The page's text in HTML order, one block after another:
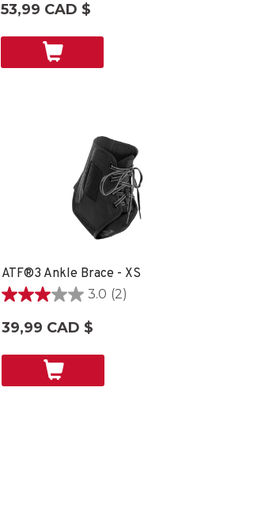
sur
évaluations
53,99 CAD $
ATF®3 Ankle Brace - XS
3.0 (2)
3.0
sur
évaluations
39,99 CAD $